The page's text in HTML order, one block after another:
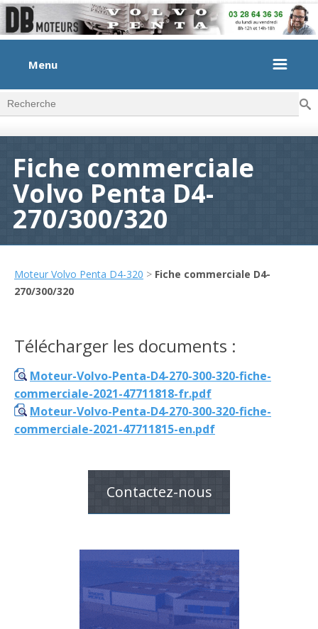
Menu
Formulaire de recherche
Fiche commerciale
Volvo Penta D4-
270/300/320
Moteur Volvo Penta D4-320 > Fiche commerciale D4-
270/300/320
Télécharger les documents :
Moteur-Volvo-Penta-D4-270-300-320-fiche-
commerciale-2021-47711818-fr.pdf
Moteur-Volvo-Penta-D4-270-300-320-fiche-
commerciale-2021-47711815-en.pdf
Contactez-nous